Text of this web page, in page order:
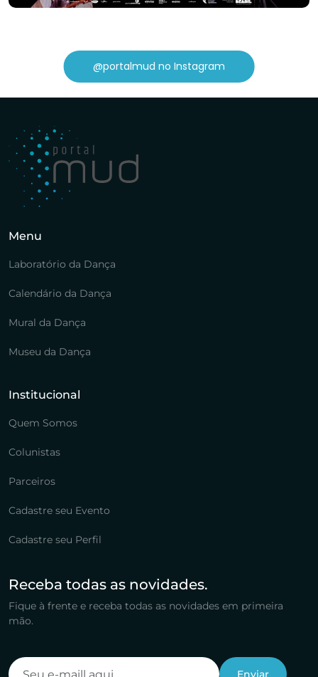
@portalmud no Instagram
Menu
Laboratório da Dança
Calendário da Dança
Mural da Dança
Museu da Dança
Institucional
Quem Somos
Colunistas
Parceiros
Cadastre seu Evento
Cadastre seu Perfil
Receba todas as novidades.
Fique à frente e receba todas as novidades em primeira
mão.